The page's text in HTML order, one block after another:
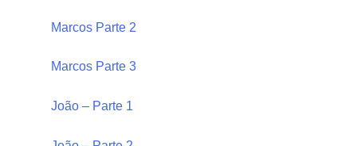
Marcos Parte 2
Marcos Parte 3
João – Parte 1